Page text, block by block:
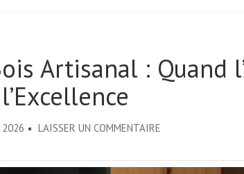
Artisanal : Quand
2026 LAISSER UN COMMENTAIRE
DU